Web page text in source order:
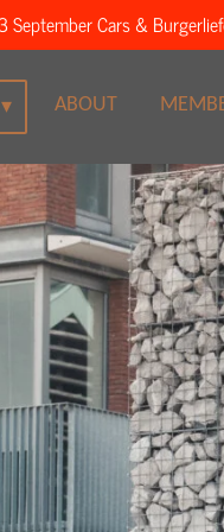
September Cars &
ABOUT